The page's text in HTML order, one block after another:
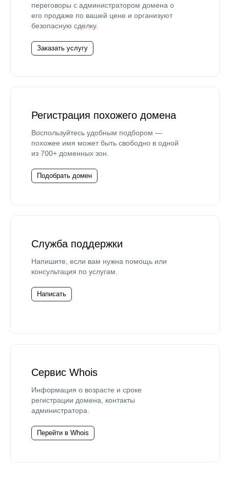
переговоры с администратором домена о
его продаже по вашей цене и организуют
безопасную сделку.
Заказать услугу
Регистрация похожего домена
Воспользуйтесь удобным подбором —
похожее имя может быть свободно в одной
из 700+ доменных зон.
Подобрать домен
Служба поддержки
Напишите, если вам нужна помощь или
консультация по услугам.
Написать
Сервис Whois
Информация о возрасте и сроке
регистрации домена, контакты
администратора.
Перейти в Whois